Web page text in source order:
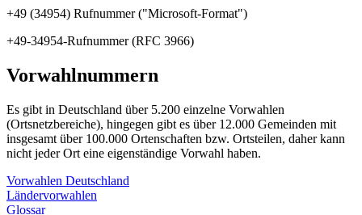
+49 (34954) Rufnummer ("Microsoft-Format")
+49-34954-Rufnummer (RFC 3966)
Vorwahlnummern
Es gibt in Deutschland über 5.200 einzelne Vorwahlen
(Ortsnetzbereiche), hingegen gibt es über 12.000 Gemeinden mit
insgesamt über 100.000 Ortenschaften bzw. Ortsteilen, daher kann
nicht jeder Ort eine eigenständige Vorwahl haben.
Vorwahlen Deutschland
Ländervorwahlen
Glossar